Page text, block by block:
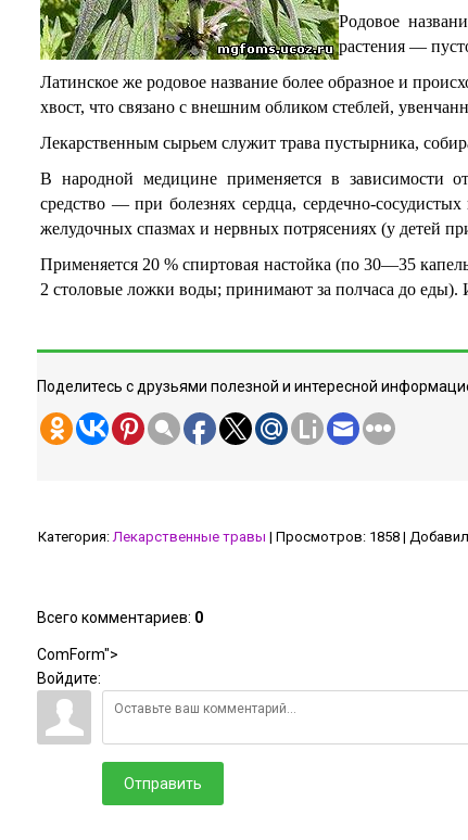
Родовое
растения —
Латинское же родовое название более образное и
хвост, что связано с внешним обликом стеблей,
Лекарственным сырьем служит трава пустырника,
В народной медицине применяется в зависимости
средство — при болезнях сердца, сердечно-
желудочных спазмах и нервных потрясениях (у детей
Применяется 20 % спиртовая настойка (по 30—35
2 столовые ложки воды; принимают за полчаса до еды).
Поделитесь с друзьями полезной и интересной
Категория: Лекарственные травы | Просмотров: 1858 | Добавил
Всего комментариев: 0
ComForm">
Войдите:
Отправить